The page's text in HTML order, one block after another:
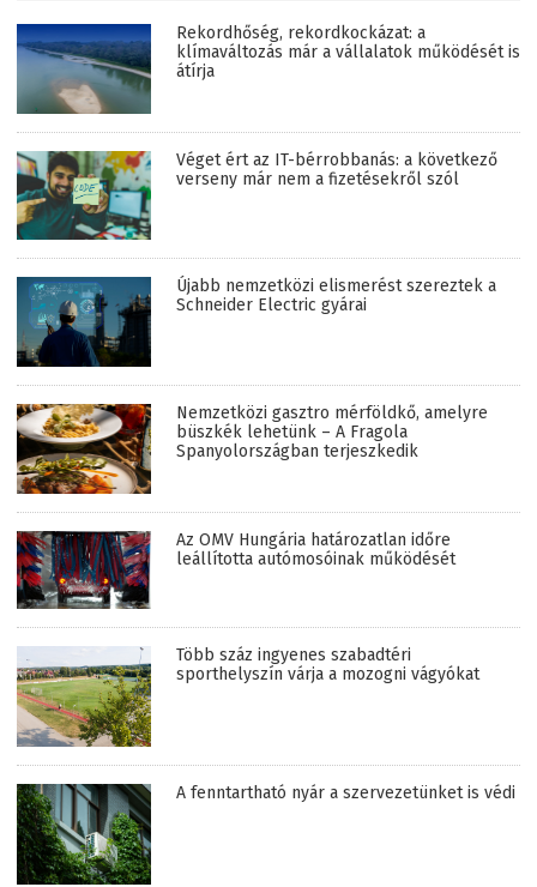
Rekordhőség, rekordkockázat: a
klímaváltozás már a vállalatok működését is
átírja
Véget ért az IT-bérrobbanás: a következő
verseny már nem a fizetésekről szól
Újabb nemzetközi elismerést szereztek a
Schneider Electric gyárai
Nemzetközi gasztro mérföldkő, amelyre
büszkék lehetünk – A Fragola
Spanyolországban terjeszkedik
Az OMV Hungária határozatlan időre
leállította autómosóinak működését
Több száz ingyenes szabadtéri
sporthelyszín várja a mozogni vágyókat
A fenntartható nyár a szervezetünket is védi